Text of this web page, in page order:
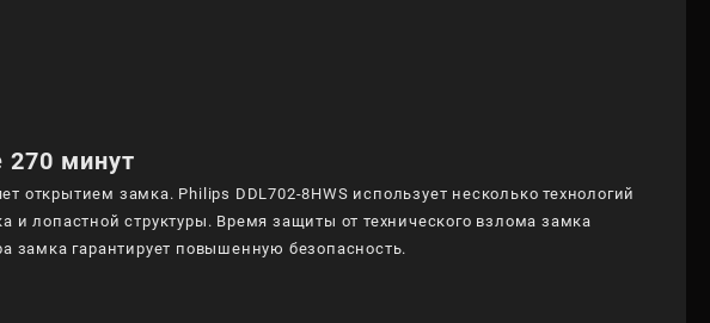
270 минут
замка. Philips DDL702-8HWS использует несколько технологий
и лопастной структуры. Время защиты от технического взлома замка
замка гарантирует повышенную безопасность.